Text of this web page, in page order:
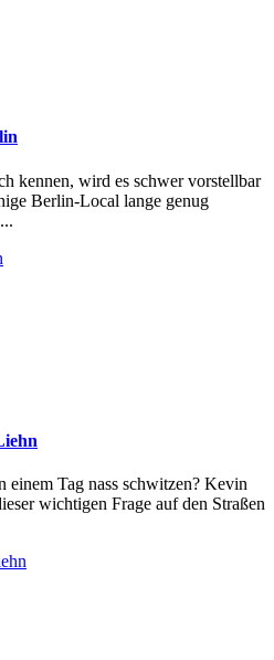
kennen, wird es schwer vorstellbar
Berlin-Local lange genug
einem Tag nass schwitzen? Kevin
wichtigen Frage auf den Straßen